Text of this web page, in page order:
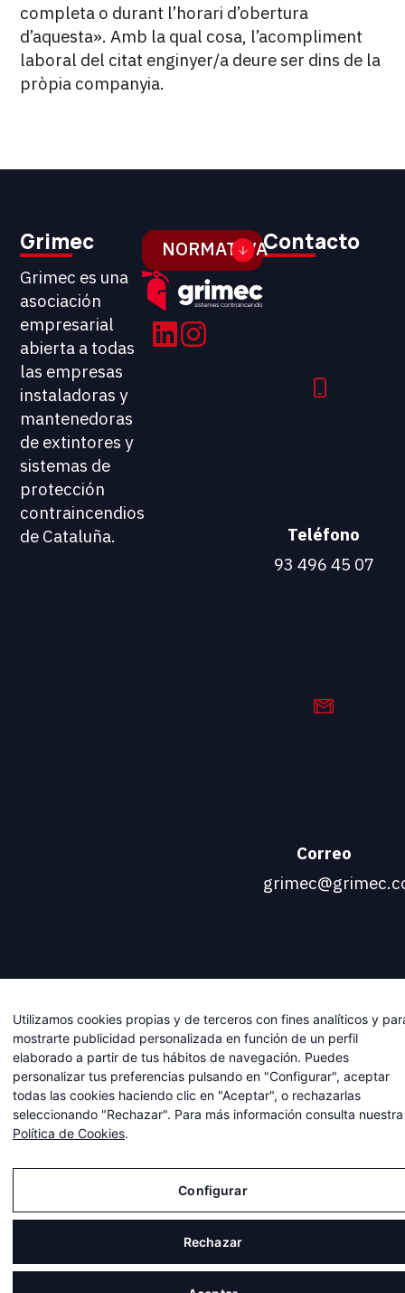
completa o durant l’horari d’obertura
d’aquesta». Amb la qual cosa, l’acompliment
laboral del citat enginyer/a deure ser dins de la
pròpia companyia.
Grimec
Grimec es una
asociación
empresarial
abierta a todas
las empresas
instaladoras y
mantenedoras
de extintores y
sistemas de
protección
contraincendios
de Cataluña.
Contacto
Teléfono
93 496 45 07
Correo
Dirección
Viladomat, 174
BARCELONA
NORMATIVA
Utilizamos cookies propias y de terceros con fines analíticos y
mostrarte publicidad personalizada en función de un perfil
elaborado a partir de tus hábitos de navegación. Puedes
personalizar tus preferencias pulsando en "Configurar", aceptar
todas las cookies haciendo clic en "Aceptar", o rechazarlas
seleccionando "Rechazar". Para más información consulta nuestra
Política de Cookies.
Configurar
Rechazar